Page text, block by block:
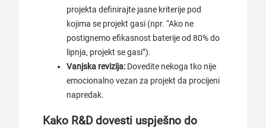
projekta definirajte jasne kriterije pod
kojima se projekt gasi (npr. “Ako ne
postignemo efikasnost baterije od 80% do
lipnja, projekt se gasi”).
Vanjska revizija: Dovedite nekoga tko nije
emocionalno vezan za projekt da procijeni
napredak.
Kako R&D dovesti uspješno do